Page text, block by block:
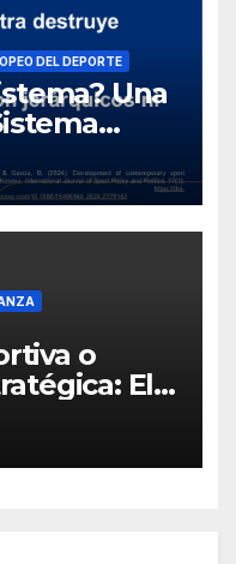
DEL DEPORTE
Una
o
El